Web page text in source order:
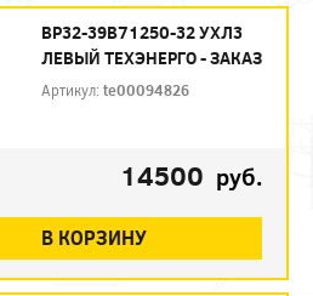
ВР32-39В71250-32 УХЛ3
ЛЕВЫЙ ТЕХЭНЕРГО - ЗАКАЗ
Артикул:te00094826
14500 руб.
В КОРЗИНУ